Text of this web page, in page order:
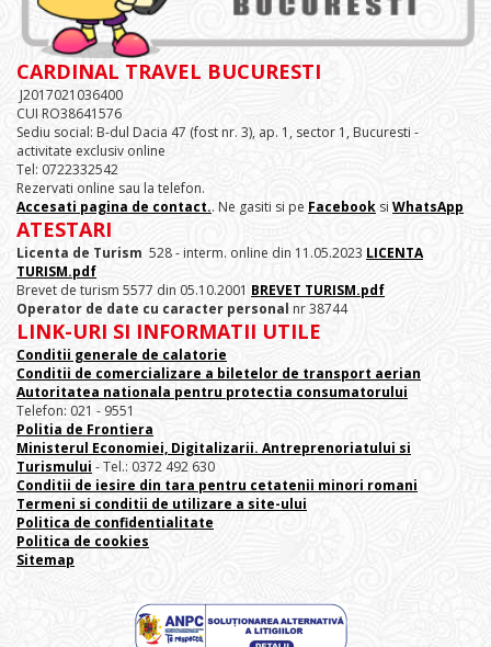
CARDINAL TRAVEL BUCURESTI
J2017021036400
CUI RO38641576
Sediu social: B-dul Dacia 47 (fost nr. 3), ap. 1, sector 1, Bucuresti -
activitate exclusiv online
Tel: 0722332542
Rezervati online sau la telefon.
Accesati pagina de contact.. Ne gasiti si pe Facebook si WhatsApp
ATESTARI
Licenta de Turism 528 - interm. online din 11.05.2023 LICENTA
TURISM.pdf
Brevet de turism 5577 din 05.10.2001 BREVET TURISM.pdf
Operator de date cu caracter personal nr 38744
LINK-URI SI INFORMATII UTILE
Conditii generale de calatorie
Conditii de comercializare a biletelor de transport aerian
Autoritatea nationala pentru protectia consumatorului
Telefon: 021 - 9551
Politia de Frontiera
Ministerul Economiei, Digitalizarii. Antreprenoriatului si
Turismului - Tel.: 0372 492 630
Conditii de iesire din tara pentru cetatenii minori romani
Termeni si conditii de utilizare a site-ului
Politica de confidentialitate
Politica de cookies
Sitemap